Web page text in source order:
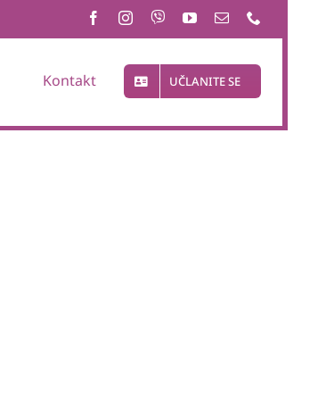
Kontakt UČLANITE SE